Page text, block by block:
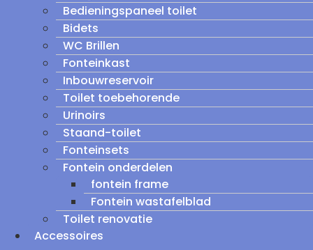
Bedieningspaneel toilet
Bidets
WC Brillen
Fonteinkast
Inbouwreservoir
Toilet toebehorende
Urinoirs
Staand-toilet
Fonteinsets
Fontein onderdelen
fontein frame
Fontein wastafelblad
Toilet renovatie
Accessoires